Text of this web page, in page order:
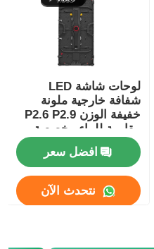
لوحات شاشة LED
شفافة خارجية ملونة
خفيفة الوزن P2.6 P2.9
مقاومة للماء مخصصة
افضل سعر
نتحدث الآن